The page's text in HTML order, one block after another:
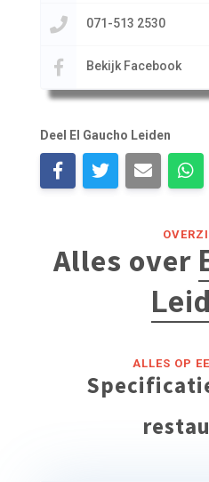
071-513 2530
Bekijk Facebook
Deel El Gaucho Leiden
Alles over
ALLES OP